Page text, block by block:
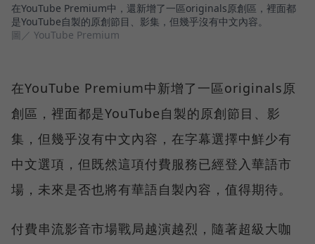
在YouTube Premium中，還新增了一區originals原創區，裡面都
是YouTube自製的原創節目、影集，但幾乎沒有中文內容。
圖／ YouTube Premium
在YouTube Premium中新增了一區originals原
創區，裡面都是YouTube自製的原創節目、影
集，但幾乎沒有中文內容，在字幕選擇中鮮少有
中文選項，但既然這項付費服務已經登入華語市
場，未來是否也將有華語自製內容，值得期待。
付費串流影音市場戰局越演越烈，隨著超級大咖